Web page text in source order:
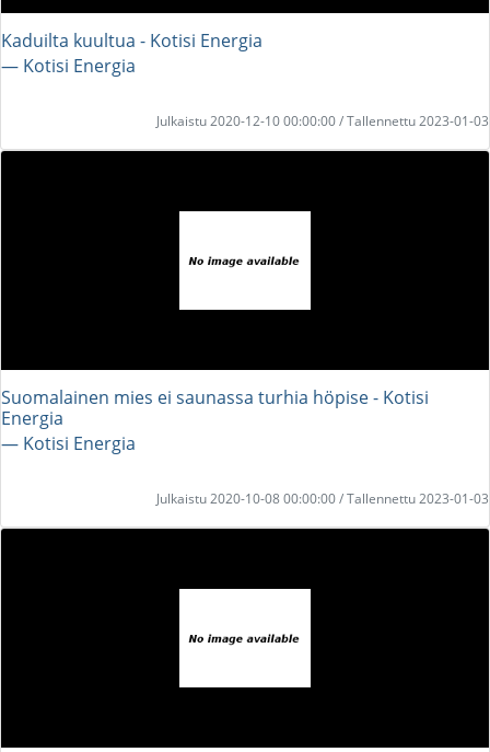
Kaduilta kuultua - Kotisi Energia
― Kotisi Energia
Julkaistu 2020-12-10 00:00:00 / Tallennettu 2023-01-03
Suomalainen mies ei saunassa turhia höpise - Kotisi
Energia
― Kotisi Energia
Julkaistu 2020-10-08 00:00:00 / Tallennettu 2023-01-03